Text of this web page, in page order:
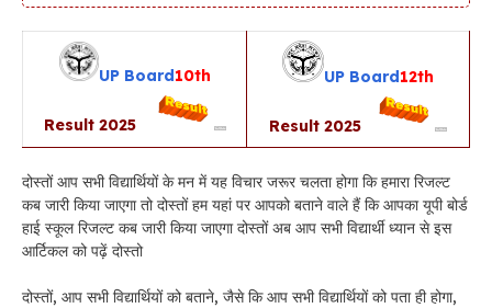
UPBoard10th
Result 2025
UP Board12th
Result 2025
दोस्तों आप सभी विद्यार्थियों के मन में यह विचार जरूर चलता होगा कि हमारा रिजल्ट
कब जारी किया जाएगा तो दोस्तों हम यहां पर आपको बताने वाले हैं कि आपका यूपी बोर्ड
हाई स्कूल रिजल्ट कब जारी किया जाएगा दोस्तों अब आप सभी विद्यार्थी ध्यान से इस
आर्टिकल को पढ़ें दोस्तो
दोस्तों, आप सभी विद्यार्थियों को बताने, जैसे कि आप सभी विद्यार्थियों को पता ही होगा,